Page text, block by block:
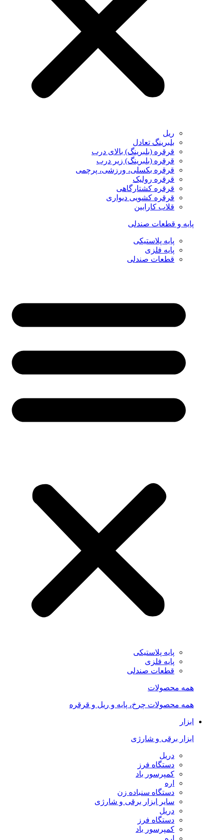
ریل
بلبرینگ تعادل
قرقره (بلبرینگ) بالای درب
قرقره (بلبرینگ) زیر درب
قرقره بکسلی، ورزشی، پرچمی
قرقره رولیک
قرقره کشتارگاهی
قرقره کشویی دیواری
قلاب کارابین
پایه و قطعات صندلی
پایه پلاستیکی
پایه فلزی
قطعات صندلی
پایه پلاستیکی
پایه فلزی
قطعات صندلی
همه محصولات
همه محصولات چرخ، پایه و ریل و قرقره
ابزار
ابزار برقی و شارژی
دریل
دستگاه فرز
کمپرسور باد
اره
دستگاه سنباده زن
سایر ابزار برقی و شارژی
دریل
دستگاه فرز
کمپرسور باد
اره